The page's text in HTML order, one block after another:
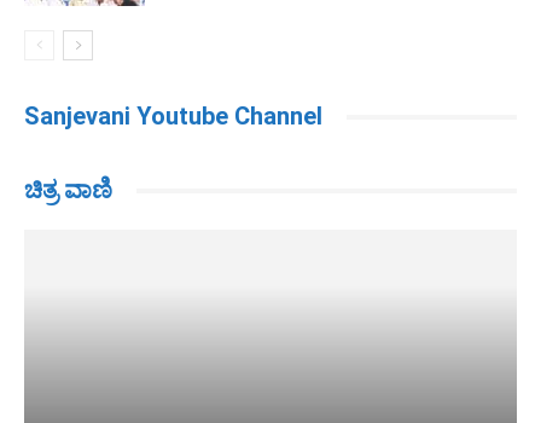
Sanjevani Youtube Channel
ಚಿತ್ರ ವಾಣಿ